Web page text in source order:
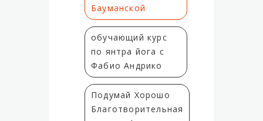
Бауманской
обучающий курс
по янтра йога с
Фабио Андрико
Подумай Хорошо
Благотворительная